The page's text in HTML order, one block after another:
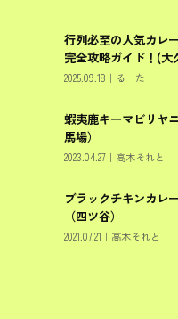
新宿区
行列必至の人気カレ
完全攻略ガイド！(大
2025.09.18 ｜ るーた
新宿区
蝦夷鹿キーマビリヤ
馬場）
2023.04.27 ｜ 高木それと
新宿区
ブラックチキンカレ
（四ツ谷）
2021.07.21 ｜ 高木それと